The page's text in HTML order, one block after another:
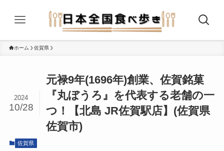
ホーム 佐賀県
元禄9年(1696年)創業、佐賀銘菓
『丸ぼうろ』を代表する老舗の一
つ！【北島 JR佐賀駅店】(佐賀県
佐賀市)
2024
10/28
佐賀県